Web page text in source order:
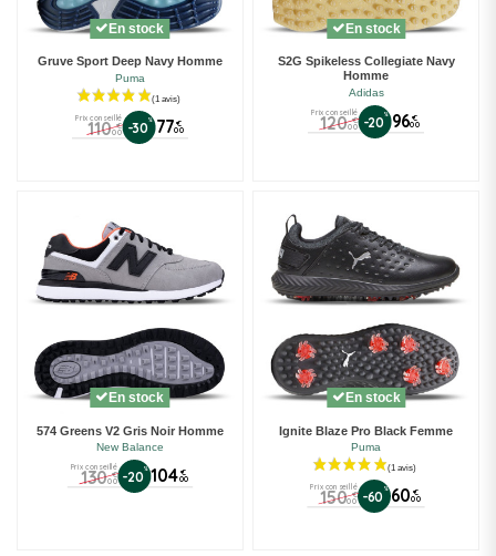
(1 avis)
En stock
Gruve Sport Deep Navy Homme
Puma
Prix conseillé
110 €
00 -30% 77 €
00
En stock
S2G Spikeless Collegiate Navy
Homme
Adidas
Prix conseillé
120 €
00 -20% 96 €
00
En stock
574 Greens V2 Gris Noir Homme
New Balance
Prix conseillé
130 €
00 -20% 104 €
00
En stock
Ignite Blaze Pro Black Femme
Puma
Prix conseillé
150 €
00 -60 % 60 €
00